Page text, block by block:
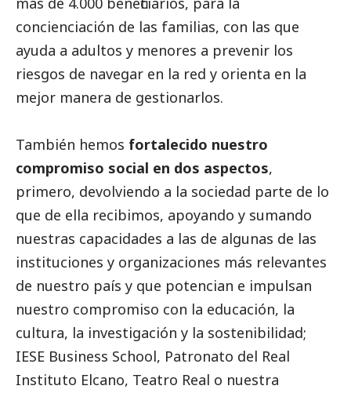
concienciación de las familias, con las que
ayuda a adultos y menores a prevenir los
riesgos de navegar en la red y orienta en la
mejor manera de gestionarlos.
También hemos fortalecido nuestro
compromiso social en dos aspectos,
primero, devolviendo a la sociedad parte de lo
que de ella recibimos, apoyando y sumando
nuestras capacidades a las de algunas de las
instituciones y organizaciones más relevantes
de nuestro país y que potencian e impulsan
nuestro compromiso con la educación, la
cultura, la investigación y la sostenibilidad;
IESE Business School, Patronato del Real
Instituto Elcano, Teatro Real o nuestra